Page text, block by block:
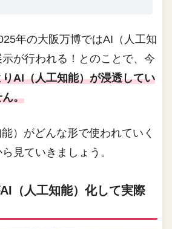
年の大阪万博ではAI（人工知
が行われる！とのことで、今
AI（人工知能）が浸透してい
ん。
）がどんな形で使われていく
見ていきましょう。
（人工知能）化して実際